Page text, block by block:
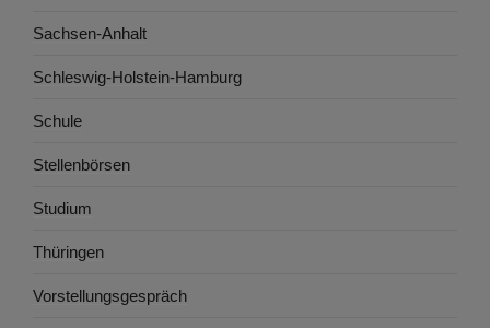
Sachsen-Anhalt
Schleswig-Holstein-Hamburg
Schule
Stellenbörsen
Studium
Thüringen
Vorstellungsgespräch